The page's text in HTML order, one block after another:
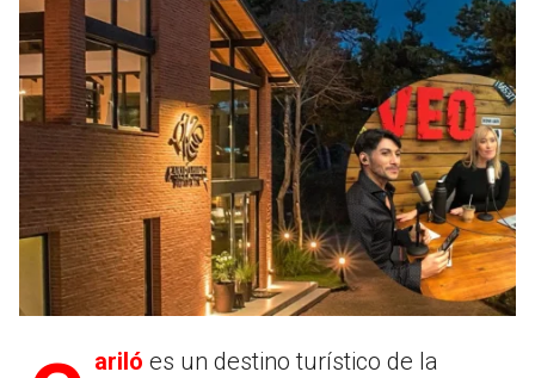
Cariló es un destino turístico de la